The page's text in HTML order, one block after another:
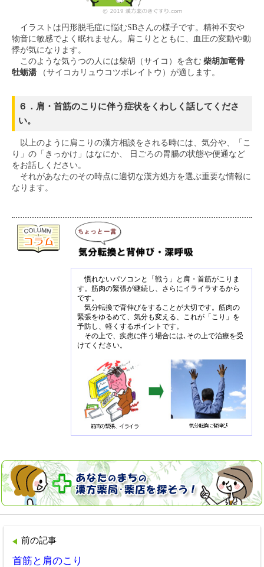
イラストは円形脱毛症に悩むSBさんの様子です。精神不安や
物音に敏感でよく眠れません。肩こりとともに、血圧の変動や動
悸が気になります。
このような気うつの人には柴胡（サイコ）を含む 柴胡加竜骨
牡蛎湯
（サイコカリュウコツボレイトウ）が適します。
６．肩・首筋のこりに伴う症状をくわしく話してくださ
い。
以上のように肩こりの漢方相談をされる時には、気分や、「こ
り」の「きっかけ」はなにか、 日ごろの胃腸の状態や便通など
をお話しください。
それがあなたのその時点に適切な漢方処方を選ぶ重要な情報に
なります。
慣れないパソコンと「戦う」と肩・首筋がこりま
す。筋肉の緊張が継続し、さらにイライラするから
です。
気分転換で背伸びをすることが大切です。筋肉の
緊張をゆるめて、気分も変える、これが「こり」を
予防し、軽くするポイントです。
その上で、疾患に伴う場合には､その上で治療を受
けてください。
前の記事
首筋と肩のこり